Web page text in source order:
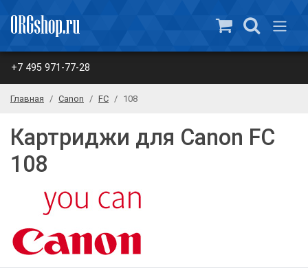
+7 495 971-77-28
Главная Canon FC 108
Картриджи для Canon FC
108